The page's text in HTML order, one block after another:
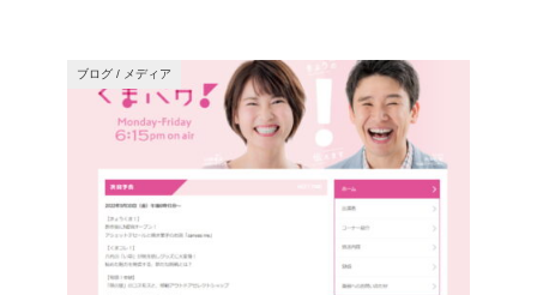
ブログ / メディア